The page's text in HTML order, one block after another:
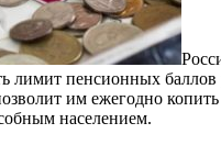
лимит пенсионных
им ежегодно
населением.